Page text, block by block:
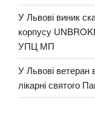
У Львові виник
корпусу
УПЦ МП
У Львові ветеран
лікарні святого